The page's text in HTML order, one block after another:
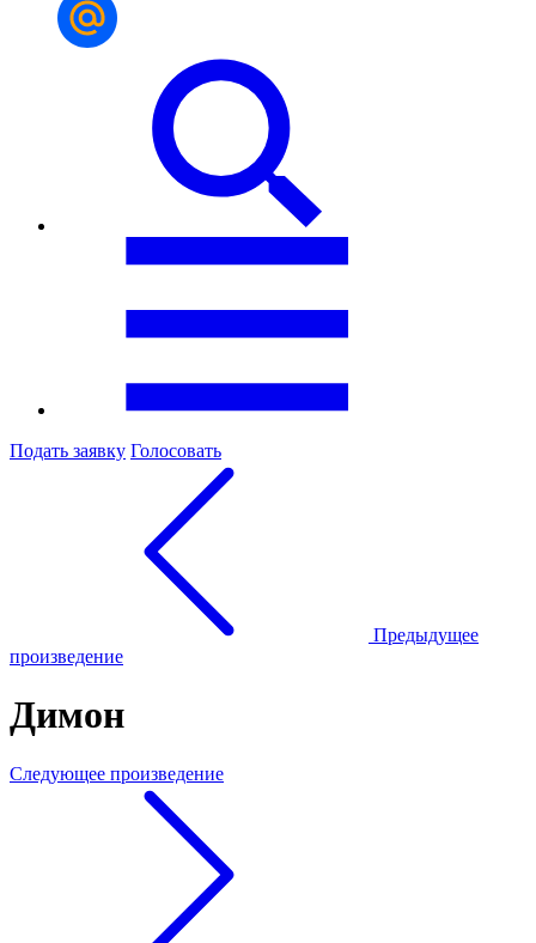
Подать заявку Голосовать
Предыдущее
произведение
Димон
Следующее произведение